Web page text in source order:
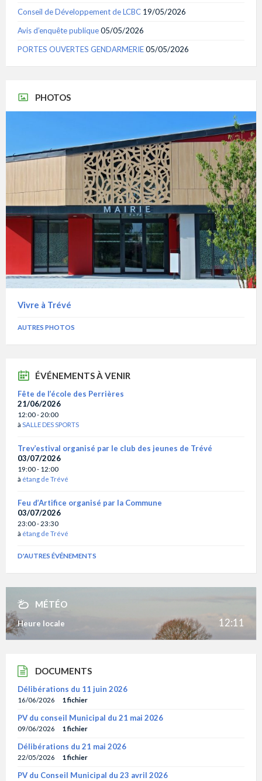
Conseil de Développement de LCBC 19/05/2026
Avis d’enquête publique05/05/2026
PORTES OUVERTES GENDARMERIE05/05/2026
PHOTOS
Vivre à Trévé
AUTRES PHOTOS
ÉVÉNEMENTS À VENIR
Fête de l’école des Perrières
21/06/2026
12:00 - 20:00
à SALLE DES SPORTS
Trev’estival organisé par le club des jeunes de Trévé
03/07/2026
19:00 - 12:00
à étang de Trévé
Feu d’Artifice organisé par la Commune
03/07/2026
23:00 - 23:30
à étang de Trévé
D'AUTRES ÉVÉNEMENTS
MÉTÉO
Heure locale 12:11
DOCUMENTS
Délibérations du 11 juin 2026
16/06/2026 1 fichier
PV du conseil Municipal du 21 mai 2026
09/06/2026 1 fichier
Délibérations du 21 mai 2026
22/05/2026 1 fichier
PV du Conseil Municipal du 23 avril 2026